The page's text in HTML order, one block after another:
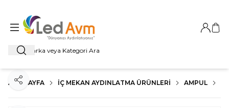
Ara
Giriş
ANA SAYFA İÇ MEKAN AYDINLATMA ÜRÜNLERI AMPUL
Paylaş